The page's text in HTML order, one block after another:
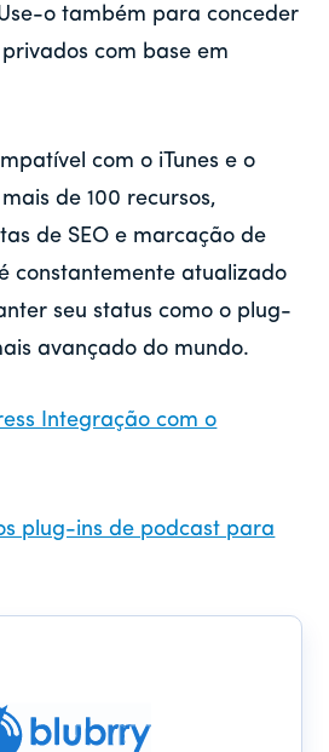
o também para conceder
com base em
com o iTunes e o
de 100 recursos,
de SEO e marcação de
constantemente atualizado
seu status como o plug-
avançado do mundo.
Integração com o
plug-ins de podcast para